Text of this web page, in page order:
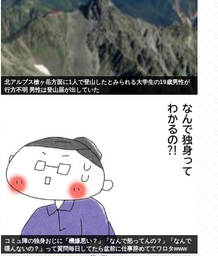
北アルプス槍ヶ岳方面に1人で登山したとみられる大学生の19歳男性が
行方不明 男性は登山届が出していた
コミュ障の独身おじに「機嫌悪い？」「なんで怒ってんの？」「なんで
喋んないの？」って質問毎日してたら盆前に仕事辞めててワロタwww